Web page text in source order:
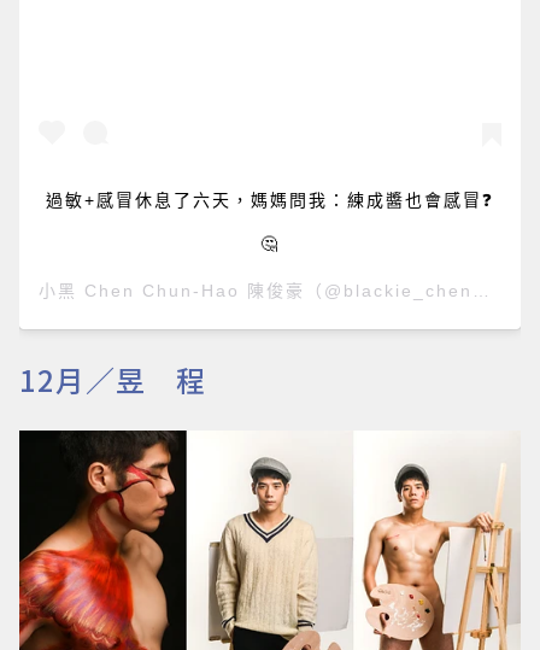
過敏+感冒休息了六天，媽媽問我：練成醬也會感冒❓
🤔
小黑 Chen Chun-Hao 陳俊豪 （@blackie_chen）分享的貼文 於
12月／昱 程